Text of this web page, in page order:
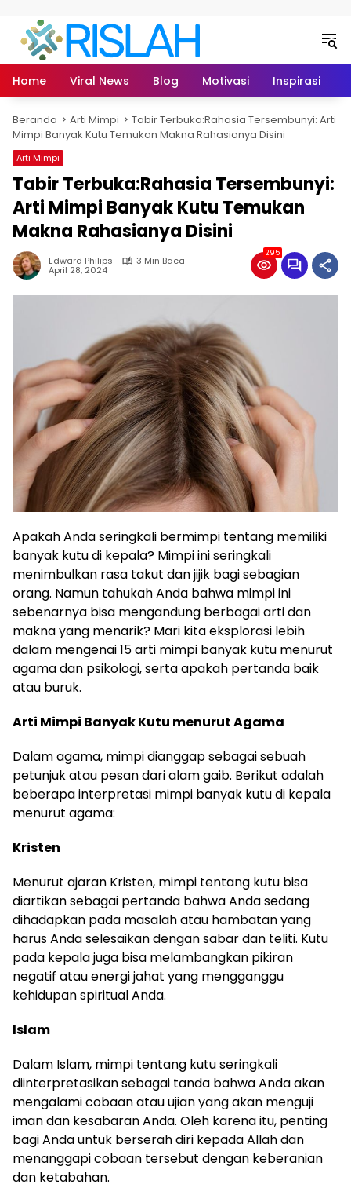
Home Viral News Blog Motivasi Inspirasi
Beranda Arti Mimpi
Tabir Terbuka:Rahasia Tersembunyi: Arti
Mimpi Banyak Kutu Temukan Makna Rahasianya Disini
Arti Mimpi
Tabir Terbuka:Rahasia Tersembunyi:
Arti Mimpi Banyak Kutu Temukan
Makna Rahasianya Disini
Edward Philips 3 Min Baca
April 28, 2024
295
Apakah Anda seringkali bermimpi tentang memiliki
banyak kutu di kepala? Mimpi ini seringkali
menimbulkan rasa takut dan jijik bagi sebagian
orang. Namun tahukah Anda bahwa mimpi ini
sebenarnya bisa mengandung berbagai arti dan
makna yang menarik? Mari kita eksplorasi lebih
dalam mengenai 15 arti mimpi banyak kutu menurut
agama dan psikologi, serta apakah pertanda baik
atau buruk.
Arti Mimpi Banyak Kutu menurut Agama
Dalam agama, mimpi dianggap sebagai sebuah
petunjuk atau pesan dari alam gaib. Berikut adalah
beberapa interpretasi mimpi banyak kutu di kepala
menurut agama:
Kristen
Menurut ajaran Kristen, mimpi tentang kutu bisa
diartikan sebagai pertanda bahwa Anda sedang
dihadapkan pada masalah atau hambatan yang
harus Anda selesaikan dengan sabar dan teliti. Kutu
pada kepala juga bisa melambangkan pikiran
negatif atau energi jahat yang mengganggu
kehidupan spiritual Anda.
Islam
Dalam Islam, mimpi tentang kutu seringkali
diinterpretasikan sebagai tanda bahwa Anda akan
mengalami cobaan atau ujian yang akan menguji
iman dan kesabaran Anda. Oleh karena itu, penting
bagi Anda untuk berserah diri kepada Allah dan
menanggapi cobaan tersebut dengan keberanian
dan ketabahan.